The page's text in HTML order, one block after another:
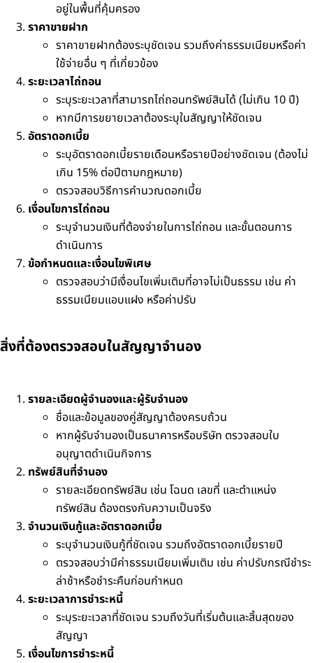
อยู่ในพื้นที่คุ้มครอง
ราคาขายฝาก
ราคาขายฝากต้องระบุชัดเจน รวมถึงค่าธรรมเนียมหรือค่า
ใช้จ่ายอื่น ๆ ที่เกี่ยวข้อง
ระยะเวลาไถ่ถอน
ระบุระยะเวลาที่สามารถไถ่ถอนทรัพย์สินได้ (ไม่เกิน 10 ปี)
หากมีการขยายเวลาต้องระบุในสัญญาให้ชัดเจน
อัตราดอกเบี้ย
ระบุอัตราดอกเบี้ยรายเดือนหรือรายปีอย่างชัดเจน (ต้องไม่
เกิน 15% ต่อปีตามกฎหมาย)
ตรวจสอบวิธีการคำนวณดอกเบี้ย
เงื่อนไขการไถ่ถอน
ระบุจำนวนเงินที่ต้องจ่ายในการไถ่ถอน และขั้นตอนการ
ดำเนินการ
ข้อกำหนดและเงื่อนไขพิเศษ
ตรวจสอบว่ามีเงื่อนไขเพิ่มเติมที่อาจไม่เป็นธรรม เช่น ค่า
ธรรมเนียมแอบแฝง หรือค่าปรับ
สิ่งที่ต้องตรวจสอบในสัญญาจำนอง
รายละเอียดผู้จำนองและผู้รับจำนอง
ชื่อและข้อมูลของคู่สัญญาต้องครบถ้วน
หากผู้รับจำนองเป็นธนาคารหรือบริษัท ตรวจสอบใบ
อนุญาตดำเนินกิจการ
ทรัพย์สินที่จำนอง
รายละเอียดทรัพย์สิน เช่น โฉนด เลขที่ และตำแหน่ง
ทรัพย์สิน ต้องตรงกับความเป็นจริง
จำนวนเงินกู้และอัตราดอกเบี้ย
ระบุจำนวนเงินกู้ที่ชัดเจน รวมถึงอัตราดอกเบี้ยรายปี
ตรวจสอบว่ามีค่าธรรมเนียมเพิ่มเติม เช่น ค่าปรับกรณีชำระ
ล่าช้าหรือชำระคืนก่อนกำหนด
ระยะเวลาการชำระหนี้
ระบุระยะเวลาที่ชัดเจน รวมถึงวันที่เริ่มต้นและสิ้นสุดของ
สัญญา
เงื่อนไขการชำระหนี้